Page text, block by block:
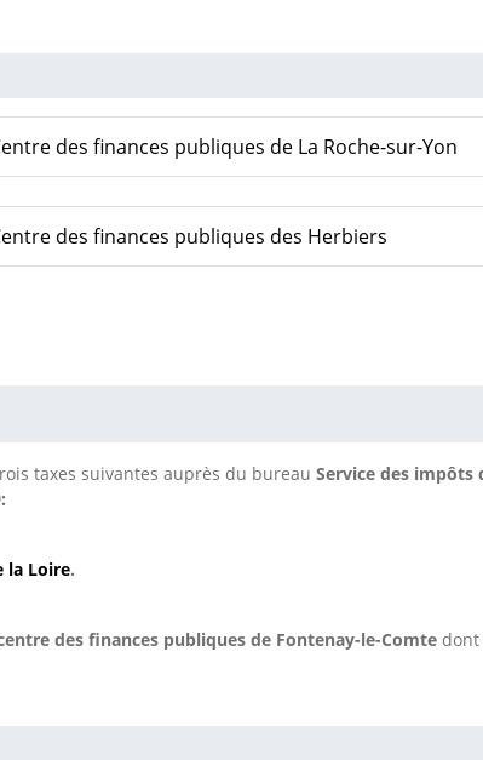
des finances publiques de La Roche-sur-Yon
des finances publiques des Herbiers
taxes suivantes auprès du bureau Service des impôts
la Loire.
des finances publiques de Fontenay-le-Comte dont